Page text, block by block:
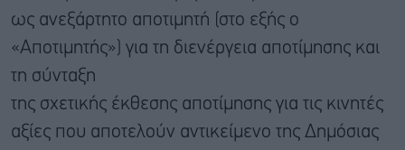
ως ανεξάρτητο αποτιμητή (στο εξής ο
«Αποτιμητής») για τη διενέργεια αποτίμησης και
τη σύνταξη
της σχετικής έκθεσης αποτίμησης για τις κινητές
αξίες που αποτελούν αντικείμενο της Δημόσιας